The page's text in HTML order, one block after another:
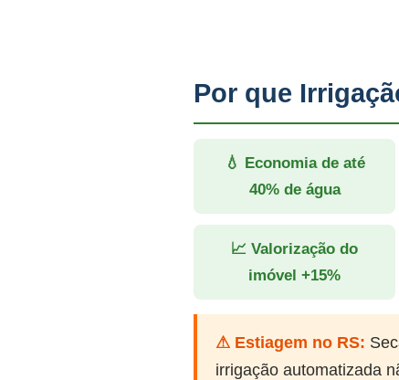
Por que
💧 Economia de até
40% de água
📈 Valorização do
imóvel +15%
⚠ Estiagem no RS:
irrigação automatizada